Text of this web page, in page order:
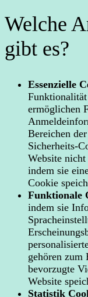
Welche
gibt es?
Essenzielle
ermöglichen
Bereichen
Sicherheits-
Website
indem sie
Cookie
Funktionale
indem sie
gehören zum
bevorzugte
Website
Statistik